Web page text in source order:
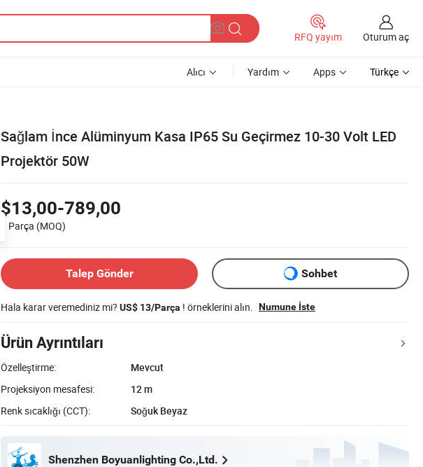
RFQ yayım Oturum aç
Alıcı Yardım Apps Türkçe
Sağlam İnce Alüminyum Kasa IP65 Su Geçirmez 10-30 Volt LED
Projektör 50W
$13,00-789,00
1 Parça (MOQ)
Talep Gönder Sohbet
Hala karar veremediniz mi? US$ 13/Parça ! örneklerini alın. Numune İste
Ürün Ayrıntıları
Özelleştirme:
Mevcut
Projeksiyon mesafesi:
12 m
Renk sıcaklığı (CCT):
Soğuk Beyaz
Shenzhen Boyuanlighting Co.,Ltd.